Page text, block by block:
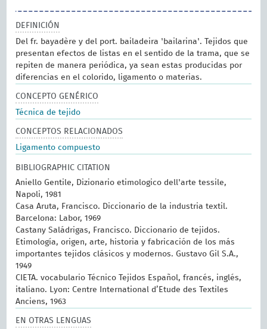
DEFINICIÓN
Del fr. bayadère y del port. bailadeira 'bailarina'. Tejidos que
presentan efectos de listas en el sentido de la trama, que se
repiten de manera periódica, ya sean estas producidas por
diferencias en el colorido, ligamento o materias.
CONCEPTO GENÉRICO
Técnica de tejido
CONCEPTOS RELACIONADOS
Ligamento compuesto
BIBLIOGRAPHIC CITATION
Aniello Gentile, Dizionario etimologico dell'arte tessile,
Napoli, 1981
Casa Aruta, Francisco. Diccionario de la industria textil.
Barcelona: Labor, 1969
Castany Saládrigas, Francisco. Diccionario de tejidos.
Etimología, origen, arte, historia y fabricación de los más
importantes tejidos clásicos y modernos. Gustavo Gil S.A.,
1949
CIETA. vocabulario Técnico Tejidos Español, francés, inglés,
italiano. Lyon: Centre International d’Etude des Textiles
Anciens, 1963
EN OTRAS LENGUAS